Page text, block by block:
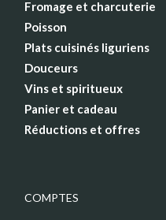
Fromage et charcuterie
Poisson
Plats cuisinés liguriens
Douceurs
Vins et spiritueux
Panier et cadeau
Réductions et offres
COMPTES